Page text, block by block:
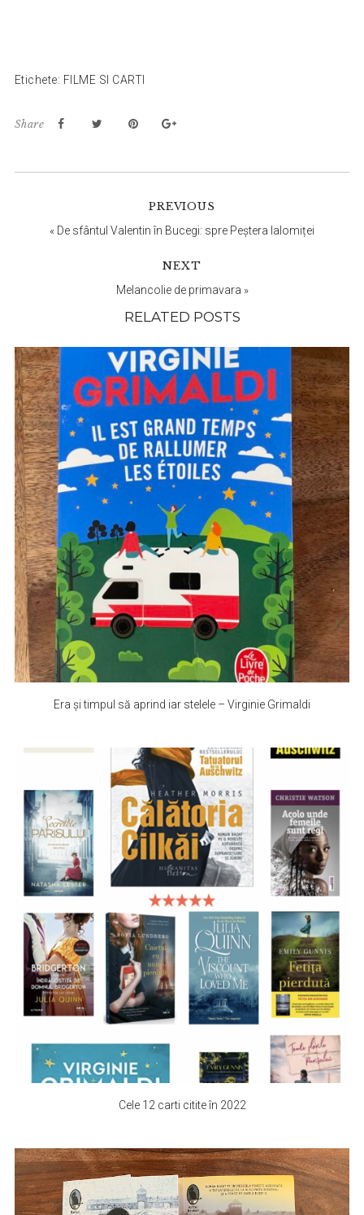
Etichete: FILME SI CARTI
Share
PREVIOUS
« De sfântul Valentin în Bucegi: spre Peștera Ialomiței
NEXT
Melancolie de primavara »
Interactions
RELATED POSTS
Era și timpul să aprind iar stelele – Virginie Grimaldi
Cele 12 carti citite în 2022